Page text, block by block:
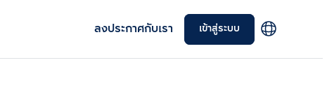
ลงประกาศกับเรา เข้าสู่ระบบ